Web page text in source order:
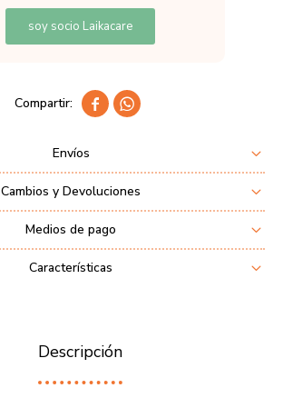
soy socio Laikacare
 
Envíos
Cambios y Devoluciones
Medios de pago
Características
Descripción